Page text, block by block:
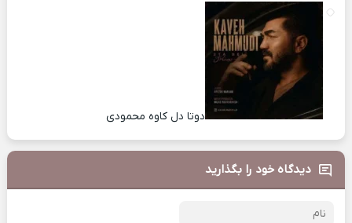
دوتا دل کاوه محمودی
دیدگاه خود را بگذارید